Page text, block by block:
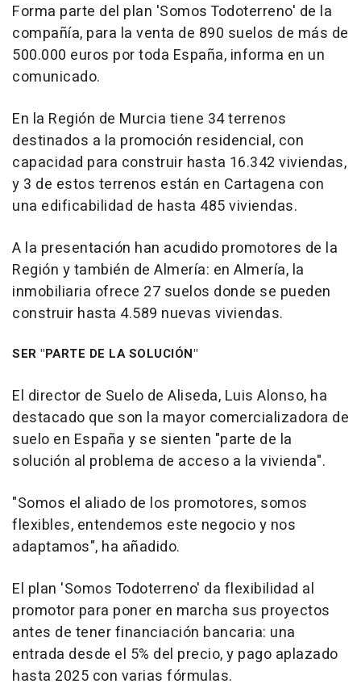
Forma parte del plan 'Somos Todoterreno' de la
compañía, para la venta de 890 suelos de más de
500.000 euros por toda España, informa en un
comunicado.
En la Región de Murcia tiene 34 terrenos
destinados a la promoción residencial, con
capacidad para construir hasta 16.342 viviendas,
y 3 de estos terrenos están en Cartagena con
una edificabilidad de hasta 485 viviendas.
A la presentación han acudido promotores de la
Región y también de Almería: en Almería, la
inmobiliaria ofrece 27 suelos donde se pueden
construir hasta 4.589 nuevas viviendas.
SER "PARTE DE LA SOLUCIÓN"
El director de Suelo de Aliseda, Luis Alonso, ha
destacado que son la mayor comercializadora de
suelo en España y se sienten "parte de la
solución al problema de acceso a la vivienda".
"Somos el aliado de los promotores, somos
flexibles, entendemos este negocio y nos
adaptamos", ha añadido.
El plan 'Somos Todoterreno' da flexibilidad al
promotor para poner en marcha sus proyectos
antes de tener financiación bancaria: una
entrada desde el 5% del precio, y pago aplazado
hasta 2025 con varias fórmulas.